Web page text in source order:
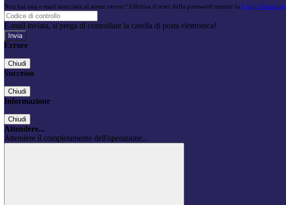
Non hai una e-mail associata al nome utente? Effettua il reset della password tramite la Login Spaggiari
E-mail inviata, si prega di controllare la casella di posta elettronica!
Errore
Chiudi
Successo
Chiudi
Informazione
Chiudi
Attendere...
Attendere il completamento dell'operazione...